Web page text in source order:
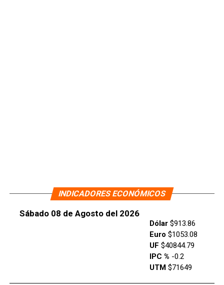
INDICADORES ECONÓMICOS
Sábado 08 de Agosto del 2026
Dólar$913.86
Euro $1053.08
UF $40844.79
IPC % -0.2
UTM$71649